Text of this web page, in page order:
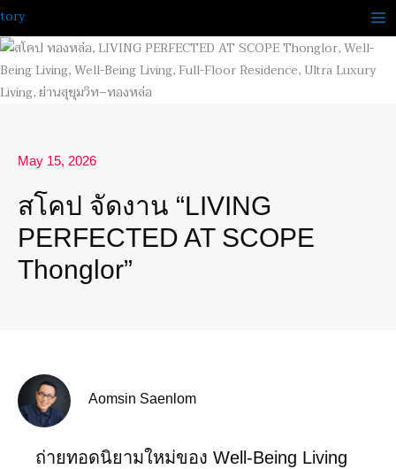
Skip
to
content
May 15, 2026
สโคป จัดงาน “LIVING
PERFECTED AT SCOPE
Thonglor”
Aomsin Saenlom
ถ่ายทอดนิยามใหม่ของ Well-Being Living